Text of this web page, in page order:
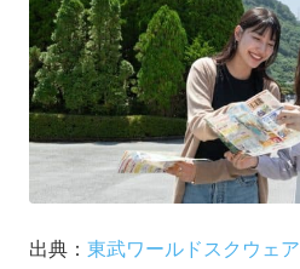
出典： 東武ワールドスクウェア